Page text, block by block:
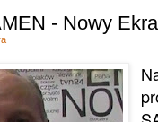
- Nowy